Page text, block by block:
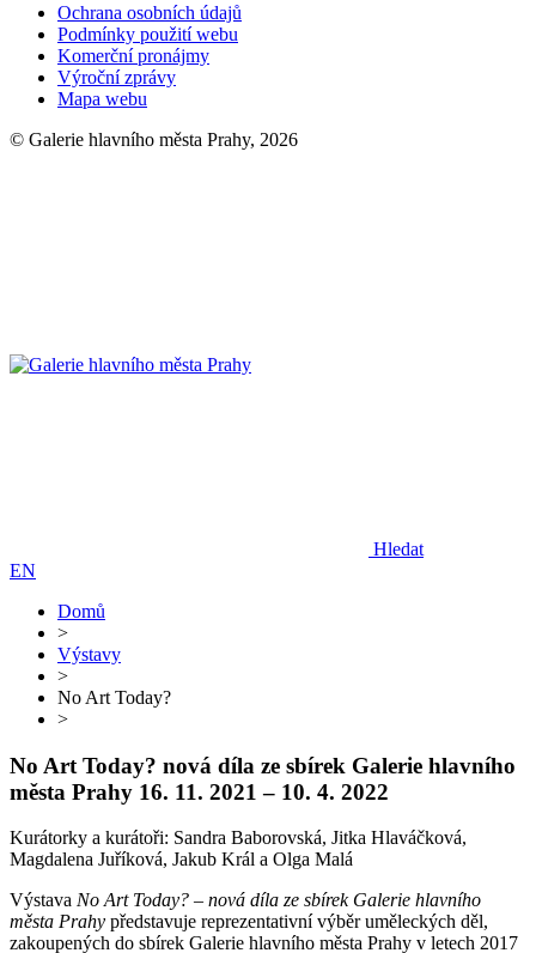
Ochrana osobních údajů
Podmínky použití webu
Komerční pronájmy
Výroční zprávy
Mapa webu
© Galerie hlavního města Prahy, 2026
Hledat
EN
Domů
>
Výstavy
>
No Art Today?
>
No Art Today? nová díla ze sbírek Galerie hlavního
města Prahy 16. 11. 2021 – 10. 4. 2022
Kurátorky a kurátoři: Sandra Baborovská, Jitka Hlaváčková,
Magdalena Juříková, Jakub Král a Olga Malá
Výstava No Art Today? – nová díla ze sbírek Galerie hlavního
města Prahy představuje reprezentativní výběr uměleckých děl,
zakoupených do sbírek Galerie hlavního města Prahy v letech 2017